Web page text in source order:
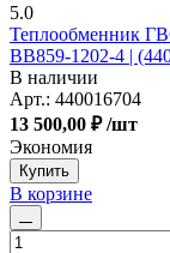
5.0
Теплообменник
BB859-1202-4 |
В наличии
Арт.: 440016704
13 500,00 ₽/шт
Экономия
Купить
В корзине